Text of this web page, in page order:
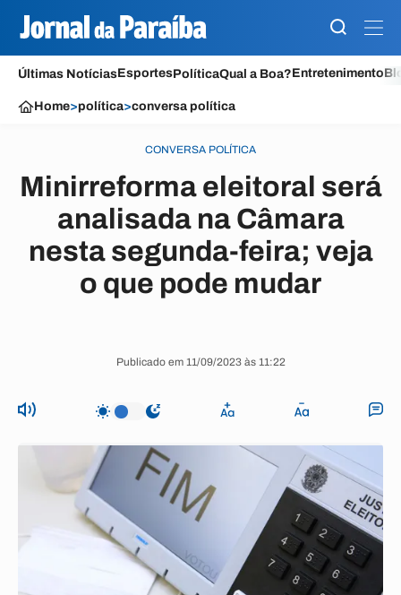
Últimas NotíciasEsportesPolíticaQual a Boa?Entretenimento
Home>política>conversa política
CONVERSA POLÍTICA
Minirreforma eleitoral será
analisada na Câmara
nesta segunda-feira; veja
o que pode mudar
Publicado em 11/09/2023 às 11:22